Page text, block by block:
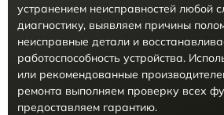
устранением неисправностей любой
диагностику, выявляем причины
неисправные детали и
работоспособность устройства.
или рекомендованные
ремонта выполняем проверку всех
предоставляем гарантию.